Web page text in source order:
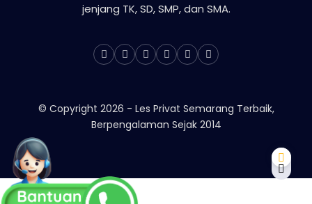
jenjang TK, SD, SMP, dan SMA.
© Copyright 2026 - Les Privat Semarang Terbaik,
Berpengalaman Sejak 2014